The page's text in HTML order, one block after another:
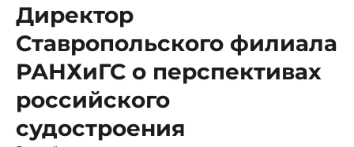
Директор
Ставропольского филиала
РАНХиГС о перспективах
российского
судостроения